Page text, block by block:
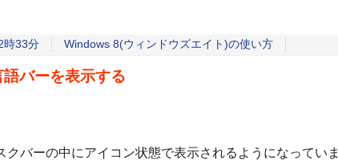
時33分 Windows 8(ウィンドウズエイト)の使い方
バーを表示する
クバーの中にアイコン状態で表示されるようになっていま